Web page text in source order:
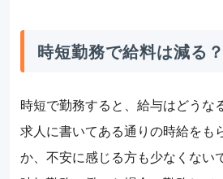
時短勤務で給料は減る？
時短で勤務すると、給与はどうな
求人に書いてある通りの時給をも
か、不安に感じる方も少なくない